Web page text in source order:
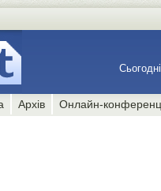
Архів Онлайн-